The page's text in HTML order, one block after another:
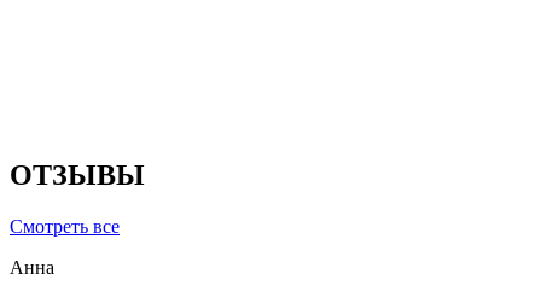
ОТЗЫВЫ
Смотреть все
Анна